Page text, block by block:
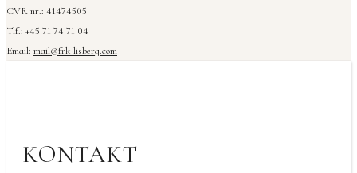
CVR nr.: 41474505
Tlf.: +45 71 74 71 04
Email: mail@frk-lisberg.com
KONTAKT